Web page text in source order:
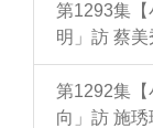
第1293集【
明」訪 蔡美
第1292集
向」訪 施琇